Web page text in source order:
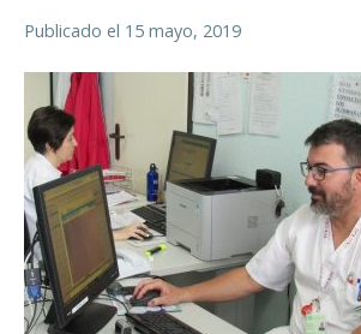
Publicado el 15 mayo, 2019